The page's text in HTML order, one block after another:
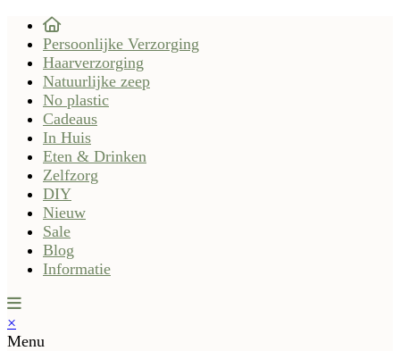
Persoonlijke Verzorging
Haarverzorging
Natuurlijke zeep
No plastic
Cadeaus
In Huis
Eten & Drinken
Zelfzorg
DIY
Nieuw
Sale
Blog
Informatie
×
Menu